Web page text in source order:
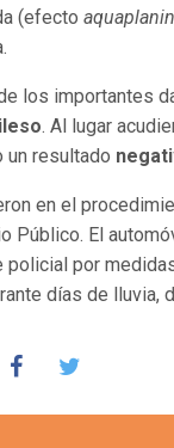
(efecto
los importantes
. Al lugar
un resultado
en el
Público. El
policial por
días de lluvia,